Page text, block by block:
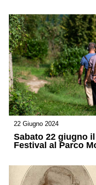
22 Giugno 2024
Sabato 22 giugno
Festival al Parco